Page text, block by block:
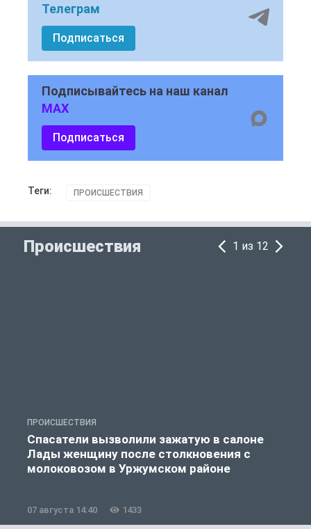
Телеграм
Подписаться
Подписывайтесь на наш канал
MAX
Подписаться
Теги: ПРОИСШЕСТВИЯ
Происшествия 1 из 12
ПРОИСШЕСТВИЯ
Спасатели вызволили зажатую в салоне
Лады женщину после столкновения с
молоковозом в Уржумском районе
07 августа 14:40 1433